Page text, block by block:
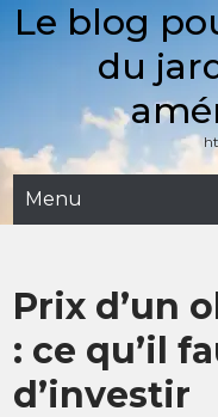
SkipLe blog
du
Menu
Prix d’un
: ce qu’il
d’investir